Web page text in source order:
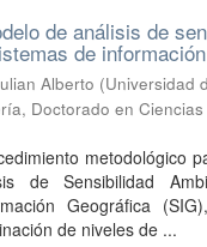
de análisis de
de
Alberto (Universidad
Doctorado en
metodológico
de Sensibilidad
Geográfica
de niveles de ...